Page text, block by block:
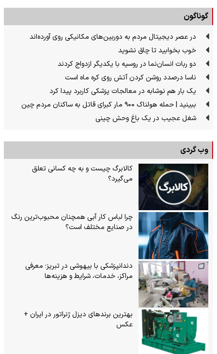
گوناگون
در عصر دیجیتال مردم به دوربین‌های مکانیکی روی آورده‌اند
خوب بخوابید تا چاق نشوید
دو ربات انسان‌نما در روسیه با یکدیگر ازدواج کردند
ناسا درصدد روشن کردن آتش روی کره ماه است
یک بار هم نوشابه در معالجات پزشکی کاربرد پیدا کرد
ببینید | حمله هولناک ۹۰۰ مار کبرای قاتل به ساکنان مردم چین
شغل عجیب در یک باغ وحش چینی
وب گردی
کالابرگ چیست و به چه کسانی تعلق
می‌گیرد؟
چرا لباس کار آبی همچنان محبوب‌ترین رنگ
در صنایع مختلف است؟
دندانپزشکی با بیهوشی در تبریز؛ معرفی
مراکز، خدمات، شرایط و هزینه‌ها
بهترین برندهای دیزل ژنراتور در ایران +
عکس